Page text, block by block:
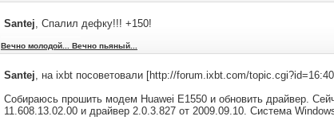
Santej, Спалил дефку!!! +150!
Вечно молодой... Вечно пьяный...
Santej, на ixbt посоветовали [http://forum.ixbt.com/
Собираюсь прошить модем Huawei E1550 и обновить драйвер.
11.608.13.02.00 и драйвер 2.0.3.827 от 2009.09.10. Система